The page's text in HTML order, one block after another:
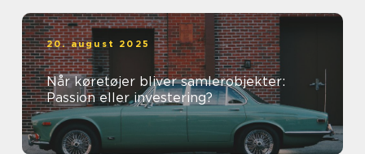
20. august 2025
Når køretøjer bliver samlerobjekter:
Passion eller investering?